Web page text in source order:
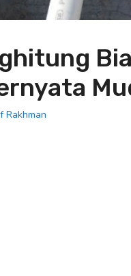
Rakhman